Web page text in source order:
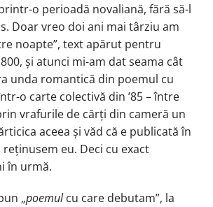
o perioadă novaliană, fără să-l
Doar vreo doi ani mai târziu am
noapte”, text apărut pentru
și atunci mi-am dat seama cât
unda romantică din poemul cu
o carte colectivă din ’85 – între
vrafurile de cărți din cameră un
aceea și văd că e publicată în
reținusem eu. Deci cu exact
în urmă.
„poemulcu care debutam”, la